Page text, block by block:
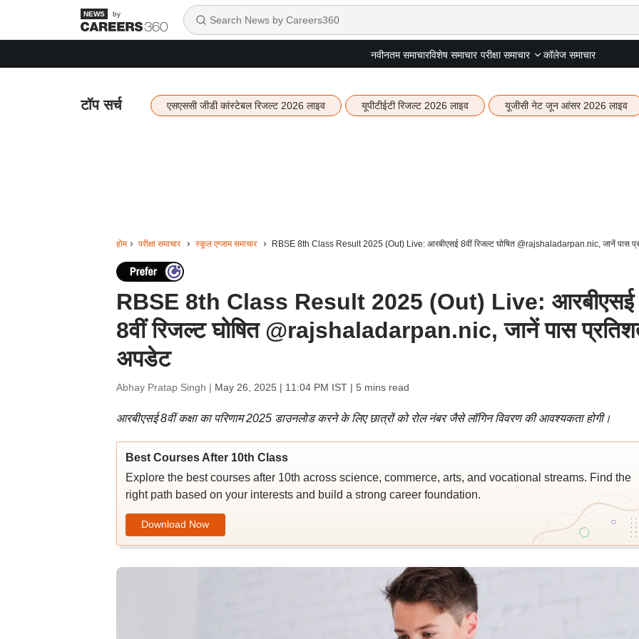
by
नवीनतम समाचारविशेष समाचार परीक्षा समाचार कॉलेज समाचार
टॉप सर्च एसएससी जीडी कांस्टेबल रिजल्ट 2026 लाइव यूपीटीईटी रिजल्ट 2026 लाइव यूजीसी नेट जून आंसर 2026 लाइव
होम परीक्षा समाचार स्कूल एग्जाम समाचार RBSE 8th Class Result 2025 (Out) Live: आरबीएसई 8वीं रिजल्ट घोषित @rajshaladarpan.nic, जानें पास
RBSE 8th Class Result 2025 (Out) Live: आरबीएसई
8वीं रिजल्ट घोषित @rajshaladarpan.nic, जानें पास
अपडेट
Abhay Pratap Singh | May 26, 2025 | 11:04 PM IST| 5 mins read
आरबीएसई 8वीं कक्षा का परिणाम 2025 डाउनलोड करने के लिए छात्रों को रोल नंबर जैसे लॉगिन विवरण की आवश्यकता होगी।
Best Courses After 10th Class
Explore the best courses after 10th across science, commerce, arts, and vocational streams. Find the
right path based on your interests and build a strong career foundation.
Download Now